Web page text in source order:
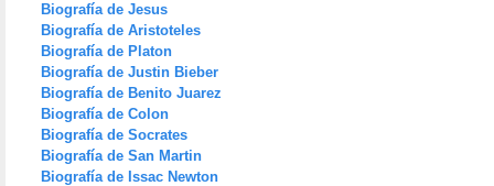
Biografía de Jesus
Biografía de Aristoteles
Biografía de Platon
Biografía de Justin Bieber
Biografía de Benito Juarez
Biografía de Colon
Biografía de Socrates
Biografía de San Martin
Biografía de Issac Newton